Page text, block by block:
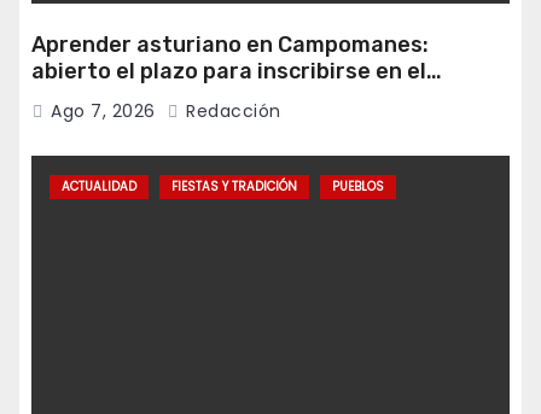
Aprender asturiano en Campomanes:
abierto el plazo para inscribirse en el
programa Falamos
Ago 7, 2026 Redacción
ACTUALIDAD FIESTAS Y TRADICIÓN PUEBLOS